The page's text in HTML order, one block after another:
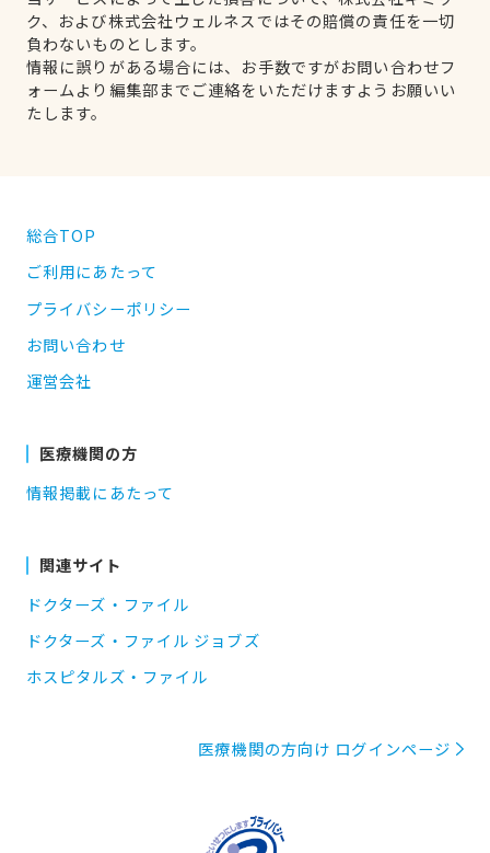
ク、および株式会社ウェルネスではその賠償の責任を一切
負わないものとします。
情報に誤りがある場合には、お手数ですがお問い合わせフ
ォームより編集部までご連絡をいただけますようお願いい
たします。
総合TOP
ご利用にあたって
プライバシーポリシー
お問い合わせ
運営会社
医療機関の方
情報掲載にあたって
関連サイト
ドクターズ・ファイル
ドクターズ・ファイル ジョブズ
ホスピタルズ・ファイル
医療機関の方向け ログインページ